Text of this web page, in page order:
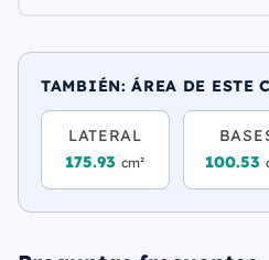
TAMBIÉN: ÁREA DE ESTE
LATERAL
175.93cm²
100.53